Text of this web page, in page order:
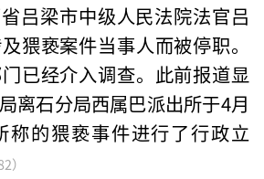
吕梁市中级人民法院法官吕
猥亵案件当事人而被停职。
已经介入调查。此前报道显
离石分局西属巴派出所于4月
称的猥亵事件进行了行政立
）